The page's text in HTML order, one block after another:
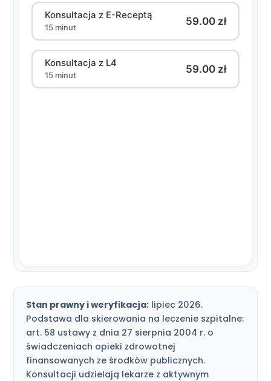
Stan prawny i weryfikacja: lipiec 2026.
Podstawa dla skierowania na leczenie szpitalne:
art. 58 ustawy z dnia 27 sierpnia 2004 r. o
świadczeniach opieki zdrowotnej
finansowanych ze środków publicznych.
Konsultacji udzielają lekarze z aktywnym